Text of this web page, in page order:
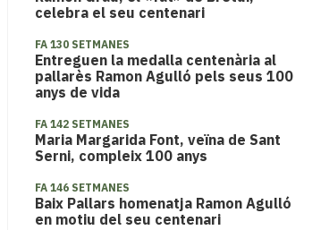
celebra el seu centenari
FA 130 SETMANES
Entreguen la medalla centenària al
pallarès Ramon Agulló pels seus 100
anys de vida
FA 142 SETMANES
Maria Margarida Font, veïna de Sant
Serni, compleix 100 anys
FA 146 SETMANES
Baix Pallars homenatja Ramon Agulló
en motiu del seu centenari